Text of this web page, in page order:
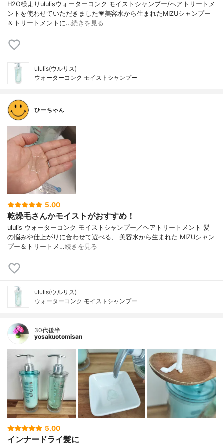
H2O様よりululisウォーターコンク モイストシャンプー/ヘアトリートメ
ントを使わせていただきました💗美容水から生まれたMIZUシャンプー
＆トリートメントに…続きを見る
ululis(ウルリス)
ウォーターコンク モイストシャンプー
ひーちゃん
5.00
乾燥毛さんかモイストがおすすめ！
ululis ウォーターコンク モイストシャンプー／ヘアトリートメント 髪
の悩みや仕上がりに合わせて選べる、 美容水から生まれた MIZUシャン
プー＆トリートメ…続きを見る
ululis(ウルリス)
ウォーターコンク モイストシャンプー
30代後半
yosakuotomisan
5.00
インナードライ髪に